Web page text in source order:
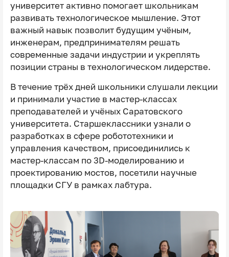
университет активно помогает школьникам
развивать технологическое мышление. Этот
важный навык позволит будущим учёным,
инженерам, предпринимателям решать
современные задачи индустрии и укреплять
позиции страны в технологическом лидерстве.
В течение трёх дней школьники слушали лекции
и принимали участие в мастер-классах
преподавателей и учёных Саратовского
университета. Старшеклассники узнали о
разработках в сфере робототехники и
управления качеством, присоединились к
мастер-классам по 3D-моделированию и
проектированию мостов, посетили научные
площадки СГУ в рамках лабтура.